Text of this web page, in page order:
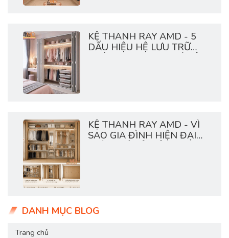
KỆ THANH RAY AMD - 5
DẤU HIỆU HỆ LƯU TRỮ
KỆ THANH RAY AMD - VÌ
SAO GIA ĐÌNH HIỆN ĐẠI
DANH MỤC BLOG
Trang chủ